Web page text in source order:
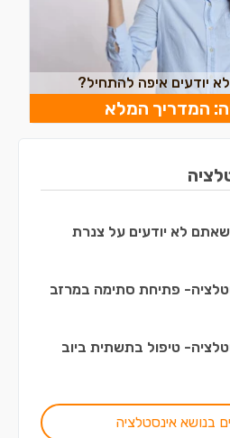
יודעים איפה להתחיל?
המדריך המלא
פתיחת סתימה במרזב
טיפול בתשתית ביוב
בנושא אינסטלציה